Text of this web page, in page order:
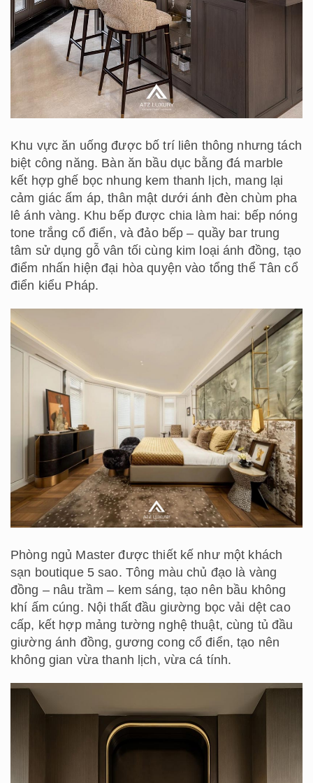
Khu vực ăn uống được bố trí liên thông nhưng tách
biệt công năng. Bàn ăn bầu dục bằng đá marble
kết hợp ghế bọc nhung kem thanh lịch, mang lại
cảm giác ấm áp, thân mật dưới ánh đèn chùm pha
lê ánh vàng. Khu bếp được chia làm hai: bếp nóng
tone trắng cổ điển, và đảo bếp – quầy bar trung
tâm sử dụng gỗ vân tối cùng kim loại ánh đồng, tạo
điểm nhấn hiện đại hòa quyện vào tổng thể Tân cổ
điển kiểu Pháp.
Phòng ngủ Master được thiết kế như một khách
sạn boutique 5 sao. Tông màu chủ đạo là vàng
đồng – nâu trầm – kem sáng, tạo nên bầu không
khí ấm cúng. Nội thất đầu giường bọc vải dệt cao
cấp, kết hợp mảng tường nghệ thuật, cùng tủ đầu
giường ánh đồng, gương cong cổ điển, tạo nên
không gian vừa thanh lịch, vừa cá tính.